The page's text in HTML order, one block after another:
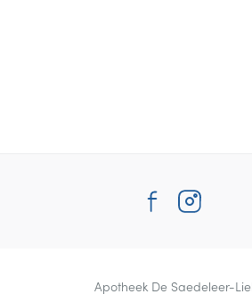
Contacteer ons
Apotheek De Saedeleer-